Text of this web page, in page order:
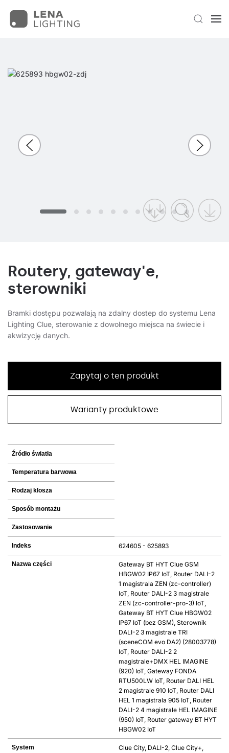
Routery, gateway'e,
sterowniki
Bramki dostępu pozwalają na zdalny dostep do systemu Lena
Lighting Clue, sterowanie z dowolnego miejsca na świecie i
akwizycję danych.
Zapytaj o ten produkt
Warianty produktowe
Źródło światła
Temperatura barwowa
Rodzaj klosza
Sposób montażu
Zastosowanie
Indeks 624605 - 625893
Nazwa części
Gateway BT HYT Clue GSM
HBGW02 IP67 IoT, Router DALI-2
1 magistrala ZEN (zc-controller)
IoT, Router DALI-2 3 magistrale
ZEN (zc-controller-pro-3) IoT,
Gateway BT HYT Clue HBGW02
IP67 IoT (bez GSM), Sterownik
DALI-2 3 magistrale TRI
(sceneCOM evo DA2) (28003778)
IoT, Router DALI-2 2
magistrale+DMX HEL IMAGINE
(920) IoT, Gateway FONDA
RTU500LW IoT, Router DALI HEL
2 magistrale 910 IoT, Router DALI
HEL 1 magistrala 905 IoT, Router
DALI-2 4 magistrale HEL IMAGINE
(950) IoT, Router gateway BT HYT
HBGW02 IoT
System
Clue City, DALI-2, Clue City+,